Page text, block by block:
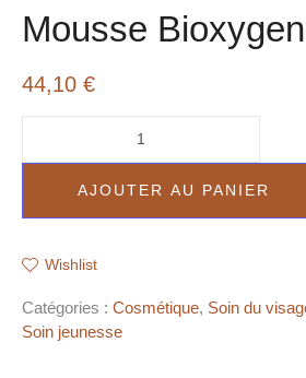
Mousse
44,10 €
AJOUTER AU PANIER
Wishlist
Catégories : Cosmétique, Soin du
Soin jeunesse